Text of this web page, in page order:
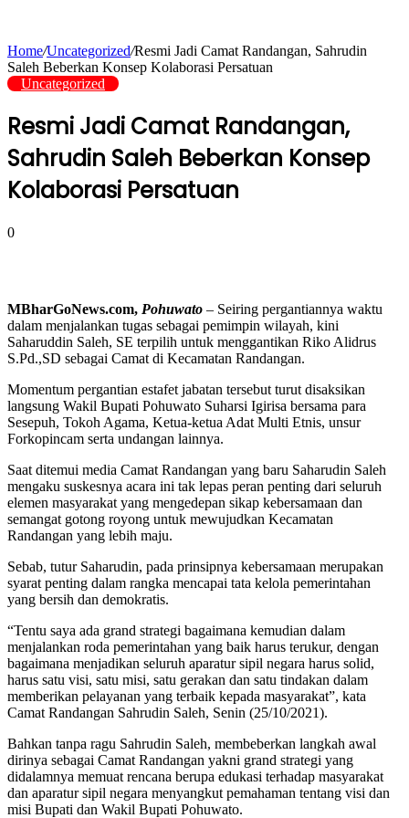
Home/Uncategorized/Resmi Jadi Camat Randangan, Sahrudin
Saleh Beberkan Konsep Kolaborasi Persatuan
Uncategorized
Resmi Jadi Camat Randangan,
Sahrudin Saleh Beberkan Konsep
Kolaborasi Persatuan
0
MBharGoNews.com, Pohuwato – Seiring pergantiannya waktu
dalam menjalankan tugas sebagai pemimpin wilayah, kini
Saharuddin Saleh, SE terpilih untuk menggantikan Riko Alidrus
S.Pd.,SD sebagai Camat di Kecamatan Randangan.
Momentum pergantian estafet jabatan tersebut turut disaksikan
langsung Wakil Bupati Pohuwato Suharsi Igirisa bersama para
Sesepuh, Tokoh Agama, Ketua-ketua Adat Multi Etnis, unsur
Forkopincam serta undangan lainnya.
Saat ditemui media Camat Randangan yang baru Saharudin Saleh
mengaku suskesnya acara ini tak lepas peran penting dari seluruh
elemen masyarakat yang mengedepan sikap kebersamaan dan
semangat gotong royong untuk mewujudkan Kecamatan
Randangan yang lebih maju.
Sebab, tutur Saharudin, pada prinsipnya kebersamaan merupakan
syarat penting dalam rangka mencapai tata kelola pemerintahan
yang bersih dan demokratis.
“Tentu saya ada grand strategi bagaimana kemudian dalam
menjalankan roda pemerintahan yang baik harus terukur, dengan
bagaimana menjadikan seluruh aparatur sipil negara harus solid,
harus satu visi, satu misi, satu gerakan dan satu tindakan dalam
memberikan pelayanan yang terbaik kepada masyarakat”, kata
Camat Randangan Sahrudin Saleh, Senin (25/10/2021).
Bahkan tanpa ragu Sahrudin Saleh, membeberkan langkah awal
dirinya sebagai Camat Randangan yakni grand strategi yang
didalamnya memuat rencana berupa edukasi terhadap masyarakat
dan aparatur sipil negara menyangkut pemahaman tentang visi dan
misi Bupati dan Wakil Bupati Pohuwato.